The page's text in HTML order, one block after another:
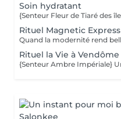
Soin hydratant
Rituel Magnetic Express
Rituel la Vie à Vendôme